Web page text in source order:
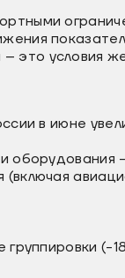
это условия
в июне
оборудования
(-